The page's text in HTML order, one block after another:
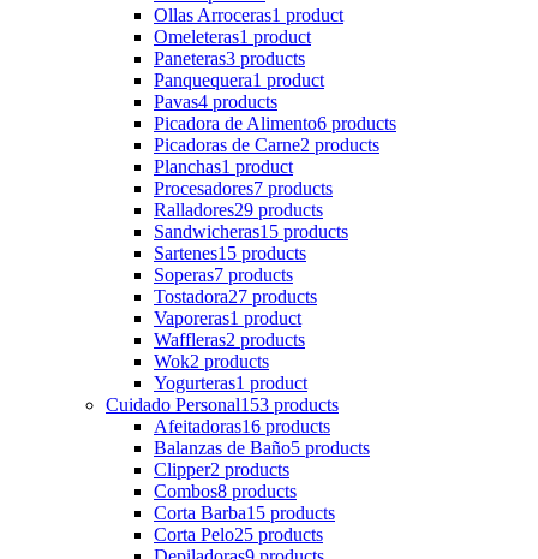
Ollas Arroceras1 product
Omeleteras1 product
Paneteras3 products
Panquequera1 product
Pavas4 products
Picadora de Alimento6 products
Picadoras de Carne2 products
Planchas1 product
Procesadores7 products
Ralladores29 products
Sandwicheras15 products
Sartenes15 products
Soperas7 products
Tostadora27 products
Vaporeras1 product
Waffleras2 products
Wok2 products
Yogurteras1 product
Cuidado Personal153 products
Afeitadoras16 products
Balanzas de Baño5 products
Clipper2 products
Combos8 products
Corta Barba15 products
Corta Pelo25 products